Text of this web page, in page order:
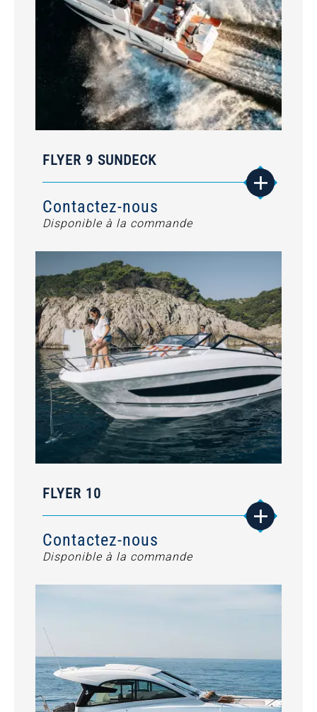
FLYER 9 SUNDECK
Contactez-nous
Disponible à la commande
FLYER 10
Contactez-nous
Disponible à la commande